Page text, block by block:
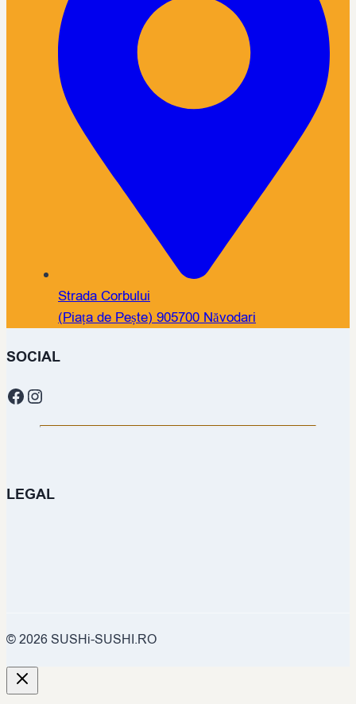
Strada Corbului
(Piața de Pește) 905700 Năvodari
SOCIAL
Facebook
Instagram
LEGAL
© 2026 SUSHi-SUSHI.RO